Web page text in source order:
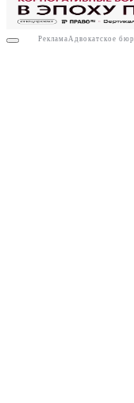
Реклама Адвокатское